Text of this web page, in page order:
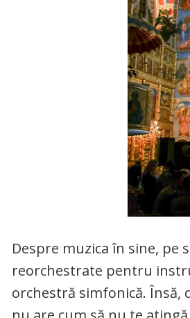
Despre muzica în sine, pe
reorchestrate pentru
orchestră simfonică. Însă,